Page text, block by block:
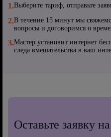
1.Выберите тариф, отправьте
2.В течение 15 минут мы
вопросы и договоримся о
3.Мастер установит интернет
следа вмешательства в ваш
Оставьте заявку